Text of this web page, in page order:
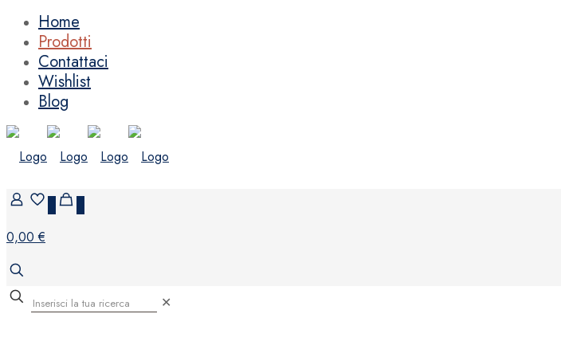
Home
Prodotti
Contattaci
Wishlist
Blog
0,00 €
✕